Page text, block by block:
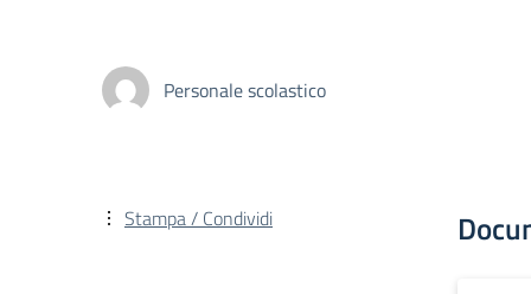
Personale scolastico
Stampa / Condividi